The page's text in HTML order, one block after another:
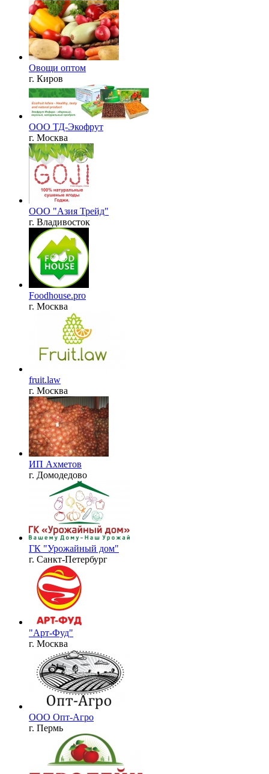
Овощи оптом
г. Киров
ООО ТД-Экофрут
г. Москва
ООО "Азия Трейд"
г. Владивосток
Foodhouse.pro
г. Москва
fruit.law
г. Москва
ИП Ахметов
г. Домодедово
ГК "Урожайный дом"
г. Санкт-Петербург
"Арт-Фуд"
г. Москва
ООО Опт-Агро
г. Пермь